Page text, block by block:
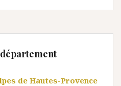
de Hautes-Provence